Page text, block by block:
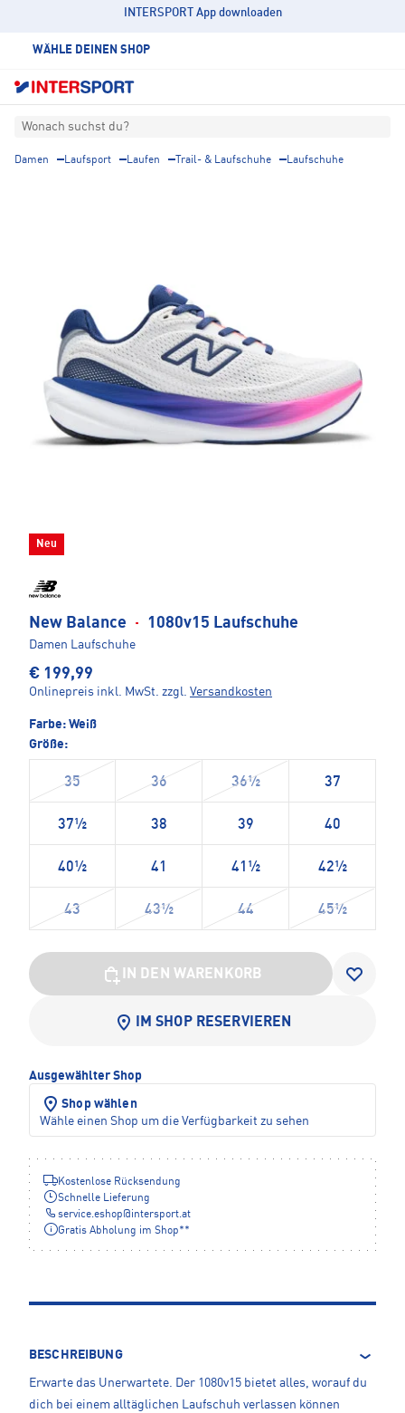
INTERSPORT App downloaden
WÄHLE DEINEN SHOP
Wonach suchst du?
Damen Laufsport Laufen Trail- & Laufschuhe Laufschuhe
Neu
New Balance · 1080v15 Laufschuhe
Damen Laufschuhe
€ 199,99
Onlinepreis inkl. MwSt. zzgl. Versandkosten
Farbe: Weiß
Größe:
35 36 36½ 37
37½ 38 39 40
40½ 41 41½ 42½
43 43½ 44 45½
IN DEN WARENKORB
IM SHOP RESERVIEREN
Ausgewählter Shop
Shop wählen
Wähle einen Shop um die Verfügbarkeit zu sehen
Kostenlose Rücksendung
Schnelle Lieferung
service.eshop@intersport.at
Gratis Abholung im Shop**
BESCHREIBUNG
Erwarte das Unerwartete. Der 1080v15 bietet alles, worauf du
dich bei einem alltäglichen Laufschuh verlassen können